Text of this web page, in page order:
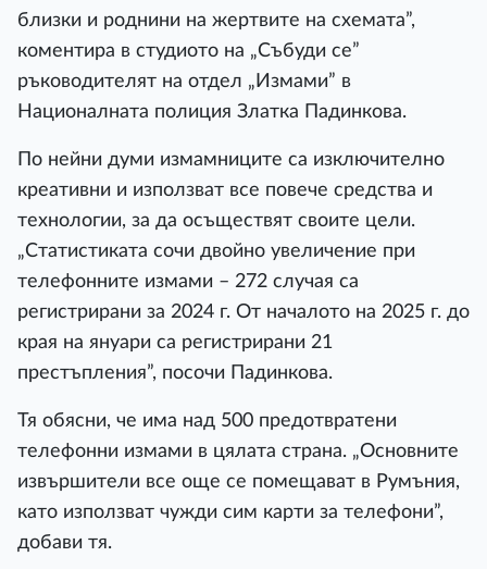
близки и роднини на жертвите на схемата”,
коментира в студиото на „Събуди се”
ръководителят на отдел „Измами” в
Националната полиция Златка Падинкова.
По нейни думи измамниците са изключително
креативни и използват все повече средства и
технологии, за да осъществят своите цели.
„Статистиката сочи двойно увеличение при
телефонните измами – 272 случая са
регистрирани за 2024 г. От началото на 2025 г. до
края на януари са регистрирани 21
престъпления”, посочи Падинкова.
Тя обясни, че има над 500 предотвратени
телефонни измами в цялата страна. „Основните
извършители все още се помещават в Румъния,
като използват чужди сим карти за телефони”,
добави тя.